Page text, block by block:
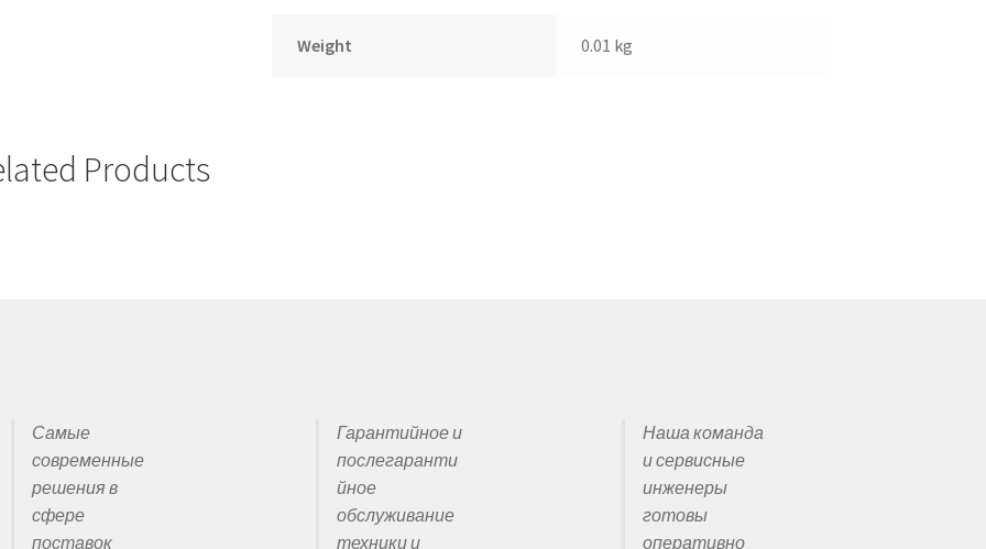
кабеля в траншее Что такое кабельные домкраты?
кабеляШпилевые кабельные лебедки
Weight 0.01 kg
Products
Самые
современные
решения в
сфере
поставок
Гарантийное и
послегаранти
йное
обслуживание
техники и
Наша команда
и сервисные
инженеры
готовы
оперативно